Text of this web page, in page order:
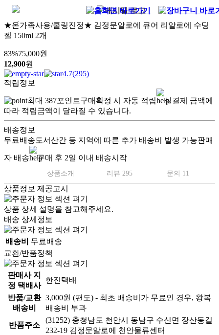
★온가족사용/쿨링진정★ 김정문알로에 큐어 리알로에 수딩
젤 150ml 2개
83%75,000원
12,900원
4.7(295)
적립정보
최대 387포인트구매확정 시 자동 적립
실결제 금액에
따라 적립금액이 달라질 수 있습니다.
배송정보
무료배송도서산간 등 지역에 따른 추가 배송비 발생 가능판매
자 배송 구매 후 2일 이내 배송시작
상품소개 리뷰 295 문의 11
상품정보 제공고시
상품 상세 설명을 참고해주세요.
배송 상세정보
배송비
무료배송
교환/반품정책
판매사 지
정 택배사
한진택배
반품/교환
배송비
3,000원 (편도) - 최초 배송비가 무료인 경우, 왕복
배송비 부과
반품주소
(31252) 충청남도 천안시 동남구 수신면 장산동길
232-19 김정문알로에 천안물류센터